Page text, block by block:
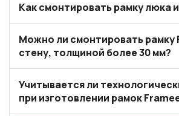
Как смонтировать рамку люка
Можно ли смонтировать рамку
стену, толщиной более 30 мм?
Учитывается ли
при изготовлении рамок